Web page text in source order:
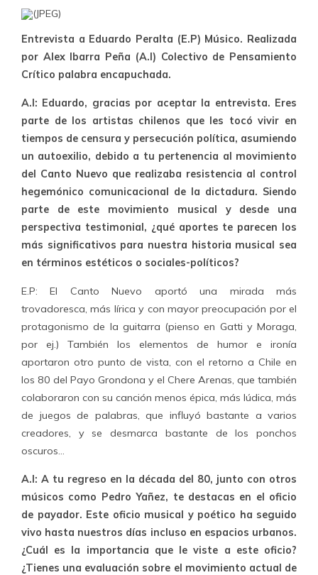
Entrevista a Eduardo Peralta (E.P) Músico. Realizada
por Alex Ibarra Peña (A.I) Colectivo de Pensamiento
Crítico palabra encapuchada.
A.I: Eduardo, gracias por aceptar la entrevista. Eres
parte de los artistas chilenos que les tocó vivir en
tiempos de censura y persecución política, asumiendo
un autoexilio, debido a tu pertenencia al movimiento
del Canto Nuevo que realizaba resistencia al control
hegemónico comunicacional de la dictadura. Siendo
parte de este movimiento musical y desde una
perspectiva testimonial, ¿qué aportes te parecen los
más significativos para nuestra historia musical sea
en términos estéticos o sociales-políticos?
E.P: El Canto Nuevo aportó una mirada más
trovadoresca, más lírica y con mayor preocupación por el
protagonismo de la guitarra (pienso en Gatti y Moraga,
por ej.) También los elementos de humor e ironía
aportaron otro punto de vista, con el retorno a Chile en
los 80 del Payo Grondona y el Chere Arenas, que también
colaboraron con su canción menos épica, más lúdica, más
de juegos de palabras, que influyó bastante a varios
creadores, y se desmarca bastante de los ponchos
oscuros…
A.I: A tu regreso en la década del 80, junto con otros
músicos como Pedro Yañez, te destacas en el oficio
de payador. Este oficio musical y poético ha seguido
vivo hasta nuestros días incluso en espacios urbanos.
¿Cuál es la importancia que le viste a este oficio?
¿Tienes una evaluación sobre el movimiento actual de